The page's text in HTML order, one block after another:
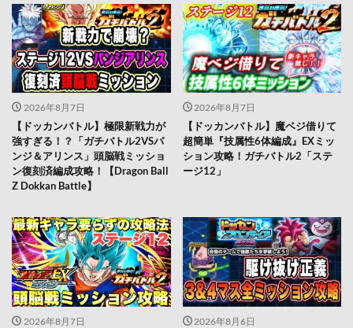
2026年8月7日
【ドッカンバトル】極限新戦力が
強すぎる！？「ガチバトル2VSパ
ンジ＆アリンス」頭脳戦ミッショ
ン復刻済編成攻略！【Dragon Ball
Z Dokkan Battle】
2026年8月7日
【ドッカンバトル】魔ベジ借りて
超簡単『技属性6体編成』EXミッ
ション攻略！ガチバトル2「ステ
ージ12」
2026年8月7日 2026年8月6日